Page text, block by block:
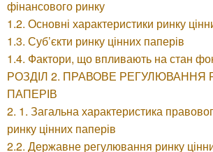
фінансового ринку
1.2. Основні характеристики ринку
1.3. Суб’єкти ринку цінних паперів
1.4. Фактори, що впливають на стан
РОЗДІЛ 2. ПРАВОВЕ РЕГУЛЮВАННЯ
ПАПЕРІВ
2. 1. Загальна характеристика
ринку цінних паперів
2.2. Державне регулювання ринку